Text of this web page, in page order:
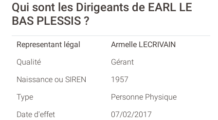
Qui sont les Dirigeants de EARL LE
BAS PLESSIS ?
Armelle LECRIVAIN
Gérant
1957
Personne Physique
07/02/2017